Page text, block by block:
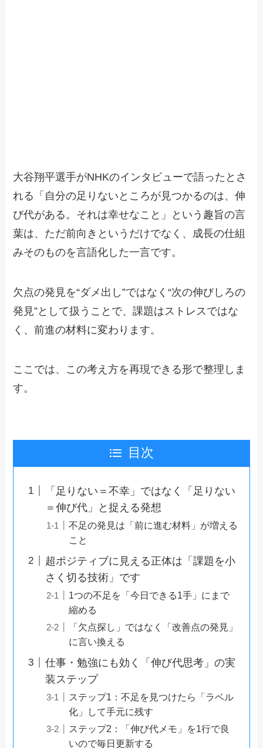
大谷翔平選手がNHKのインタビューで語ったとさ
れる「自分の足りないところが見つかるのは、伸
び代がある。それは幸せなこと」という趣旨の言
葉は、ただ前向きというだけでなく、成長の仕組
みそのものを言語化した一言です。
欠点の発見を“ダメ出し”ではなく“次の伸びしろの
発見”として扱うことで、課題はストレスではな
く、前進の材料に変わります。
ここでは、この考え方を再現できる形で整理しま
す。
目次
「足りない＝不幸」ではなく「足りない
＝伸び代」と捉える発想
不足の発見は「前に進む材料」が増える
こと
超ポジティブに見える正体は「課題を小
さく切る技術」です
1つの不足を「今日できる1手」にまで
縮める
「欠点探し」ではなく「改善点の発見」
に言い換える
仕事・勉強にも効く「伸び代思考」の実
装ステップ
ステップ1：不足を見つけたら「ラベル
化」して手元に残す
ステップ2：「伸び代メモ」を1行で良
いので毎日更新する